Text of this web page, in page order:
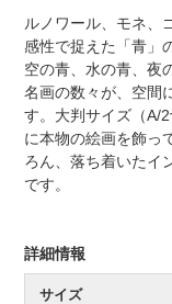
ルノワール、モネ、
感性で捉えた「青」
空の青、水の青、
名画の数々が、空間
す。大判サイズ（A/
に本物の絵画を飾っ
ろん、落ち着いたイ
です。
詳細情報
サイズ